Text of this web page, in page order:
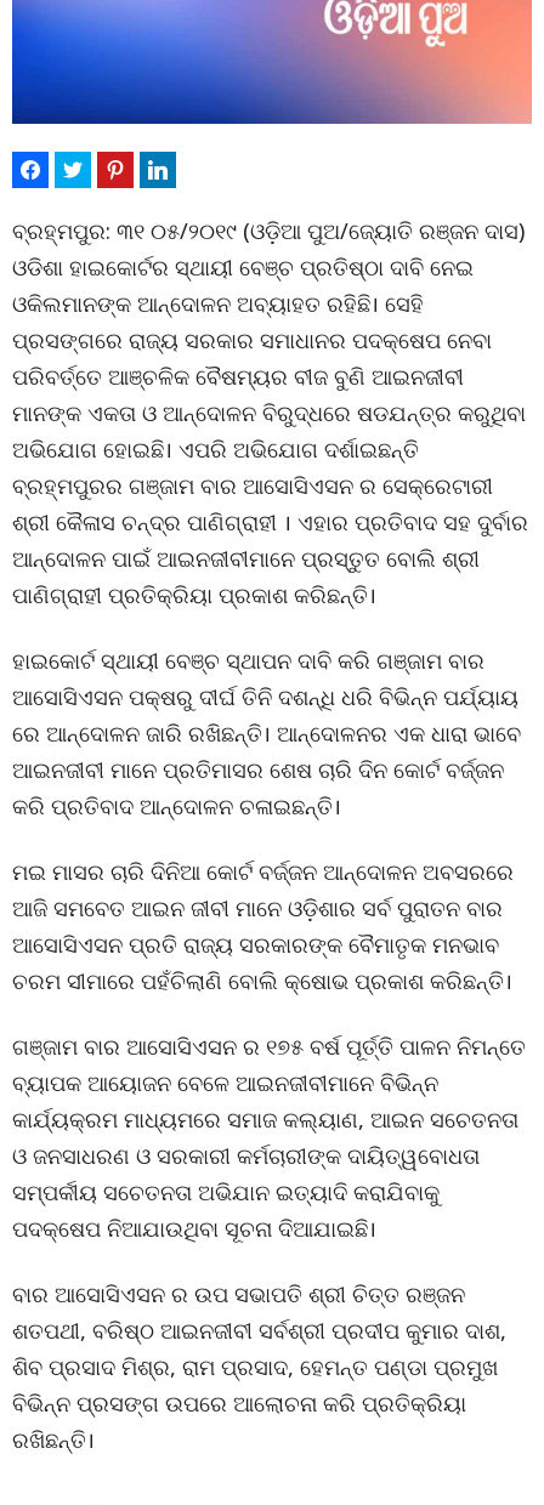
ବ୍ରହ୍ମପୁର: ୩୧ ୦୫/୨୦୧୯ (ଓଡ଼ିଆ ପୁଅ/ଜ୍ୟୋତି ରଞ୍ଜନ ଦାସ)
ଓଡିଶା ହାଇକୋର୍ଟର ସ୍ଥାୟୀ ବେଞ୍ଚ ପ୍ରତିଷ୍ଠା ଦାବି ନେଇ
ଓକିଲମାନଙ୍କ ଆନ୍ଦୋଳନ ଅବ୍ୟାହତ ରହିଛି। ସେହି
ପ୍ରସଙ୍ଗରେ ରାଜ୍ୟ ସରକାର ସମାଧାନର ପଦକ୍ଷେପ ନେବା
ପରିବର୍ତ୍ତେ ଆଞ୍ଚଳିକ ବୈଷମ୍ୟର ବୀଜ ବୁଣି ଆଇନଜୀବୀ
ମାନଙ୍କ ଏକତା ଓ ଆନ୍ଦୋଳନ ବିରୁଦ୍ଧରେ ଷଡଯନ୍ତ୍ର କରୁଥିବା
ଅଭିଯୋଗ ହୋଇଛି। ଏପରି ଅଭିଯୋଗ ଦର୍ଶାଇଛନ୍ତି
ବ୍ରହ୍ମପୁରର ଗଞ୍ଜାମ ବାର ଆସୋସିଏସନ ର ସେକ୍ରେଟାରୀ
ଶ୍ରୀ କୈଳାସ ଚନ୍ଦ୍ର ପାଣିଗ୍ରାହୀ । ଏହାର ପ୍ରତିବାଦ ସହ ଦୁର୍ବାର
ଆନ୍ଦୋଳନ ପାଇଁ ଆଇନଜୀବୀମାନେ ପ୍ରସ୍ତୁତ ବୋଲି ଶ୍ରୀ
ପାଣିଗ୍ରାହୀ ପ୍ରତିକ୍ରିୟା ପ୍ରକାଶ କରିଛନ୍ତି।
ହାଇକୋର୍ଟ ସ୍ଥାୟୀ ବେଞ୍ଚ ସ୍ଥାପନ ଦାବି କରି ଗଞ୍ଜାମ ବାର
ଆସୋସିଏସନ ପକ୍ଷରୁ ଦୀର୍ଘ ତିନି ଦଶନ୍ଧି ଧରି ବିଭିନ୍ନ ପର୍ଯ୍ୟାୟ
ରେ ଆନ୍ଦୋଳନ ଜାରି ରଖିଛନ୍ତି। ଆନ୍ଦୋଳନର ଏକ ଧାରା ଭାବେ
ଆଇନଜୀବୀ ମାନେ ପ୍ରତିମାସର ଶେଷ ଚାରି ଦିନ କୋର୍ଟ ବର୍ଜ୍ଜନ
କରି ପ୍ରତିବାଦ ଆନ୍ଦୋଳନ ଚଳାଇଛନ୍ତି।
ମଇ ମାସର ଚାରି ଦିନିଆ କୋର୍ଟ ବର୍ଜ୍ଜନ ଆନ୍ଦୋଳନ ଅବସରରେ
ଆଜି ସମବେତ ଆଇନ ଜୀବୀ ମାନେ ଓଡ଼ିଶାର ସର୍ବ ପୁରାତନ ବାର
ଆସୋସିଏସନ ପ୍ରତି ରାଜ୍ୟ ସରକାରଙ୍କ ବୈମାତୃକ ମନଭାବ
ଚରମ ସୀମାରେ ପହଁଚିଲାଣି ବୋଲି କ୍ଷୋଭ ପ୍ରକାଶ କରିଛନ୍ତି।
ଗଞ୍ଜାମ ବାର ଆସୋସିଏସନ ର ୧୭୫ ବର୍ଷ ପୂର୍ତ୍ତି ପାଳନ ନିମନ୍ତେ
ବ୍ୟାପକ ଆୟୋଜନ ବେଳେ ଆଇନଜୀବୀମାନେ ବିଭିନ୍ନ
କାର୍ଯ୍ୟକ୍ରମ ମାଧ୍ୟମରେ ସମାଜ କଲ୍ୟାଣ, ଆଇନ ସଚେତନତା
ଓ ଜନସାଧରଣ ଓ ସରକାରୀ କର୍ମଚାରୀଙ୍କ ଦାୟିତ୍ୱବୋଧତା
ସମ୍ପର୍କୀୟ ସଚେତନତା ଅଭିଯାନ ଇତ୍ୟାଦି କରାଯିବାକୁ
ପଦକ୍ଷେପ ନିଆଯାଉଥିବା ସୂଚନା ଦିଆଯାଇଛି।
ବାର ଆସୋସିଏସନ ର ଉପ ସଭାପତି ଶ୍ରୀ ଚିତ୍ତ ରଞ୍ଜନ
ଶତପଥୀ, ବରିଷ୍ଠ ଆଇନଜୀବୀ ସର୍ବଶ୍ରୀ ପ୍ରଦୀପ କୁମାର ଦାଶ,
ଶିବ ପ୍ରସାଦ ମିଶ୍ର, ରାମ ପ୍ରସାଦ, ହେମନ୍ତ ପଣ୍ଡା ପ୍ରମୁଖ
ବିଭିନ୍ନ ପ୍ରସଙ୍ଗ ଉପରେ ଆଲୋଚନା କରି ପ୍ରତିକ୍ରିୟା
ରଖିଛନ୍ତି।